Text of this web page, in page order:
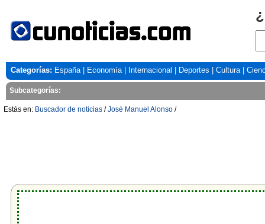
Categorías: España| Economía| Internacional Deportes Cultura|
Subcategorías:
Estás en: Buscador de noticias /José Manuel Alonso /